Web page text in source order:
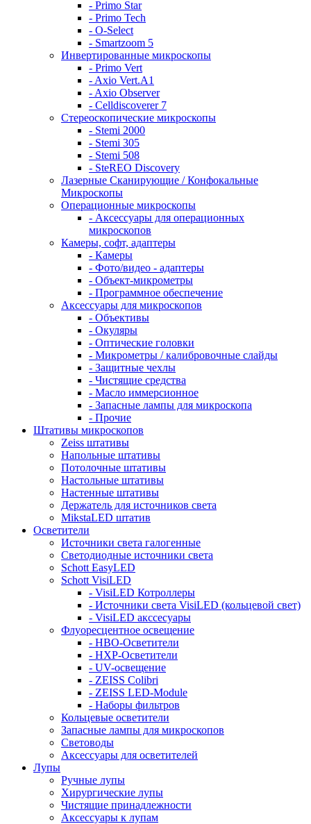
- Primo Star
- Primo Tech
- O-Select
- Smartzoom 5
Инвертированные микроскопы
- Primo Vert
- Axio Vert.A1
- Axio Observer
- Celldiscoverer 7
Стереоскопические микроскопы
- Stemi 2000
- Stemi 305
- Stemi 508
- SteREO Discovery
Лазерные Сканирующие / Конфокальные
Микроскопы
Операционные микроскопы
- Аксессуары для операционных
микроскопов
Камеры, софт, адаптеры
- Камеры
- Фото/видео - адаптеры
- Объект-микрометры
- Программное обеспечение
Аксессуары для микроскопов
- Объективы
- Окуляры
- Оптические головки
- Микрометры / калибровочные слайды
- Защитные чехлы
- Чистящие средства
- Масло иммерсионное
- Запасные лампы для микроскопа
- Прочие
Штативы микроскопов
Zeiss штативы
Напольные штативы
Потолочные штативы
Настольные штативы
Настенные штативы
Держатель для источников света
MikstaLED штатив
Осветители
Источники света галогенные
Светодиодные источники света
Schott EasyLED
Schott VisiLED
- VisiLED Котроллеры
- Источники света VisiLED (кольцевой свет)
- VisiLED акссесуары
Флуоресцентное освещение
- HBO-Осветители
- HXP-Осветители
- UV-освещение
- ZEISS Colibri
- ZEISS LED-Module
- Наборы фильтров
Кольцевые осветители
Запасные лампы для микроскопов
Световоды
Аксессуары для осветителей
Лупы
Ручные лупы
Хирургические лупы
Чистящие принадлежности
Аксессуары к лупам